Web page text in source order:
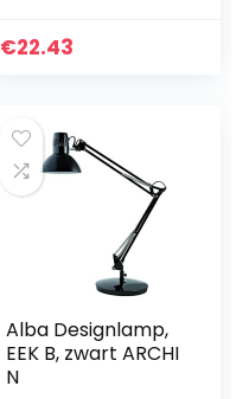
leeslamp,
kinderen,
tafellamp voor
kinderen, studie
€22.43
Alba Designlamp,
EEK B, zwart ARCHI
N